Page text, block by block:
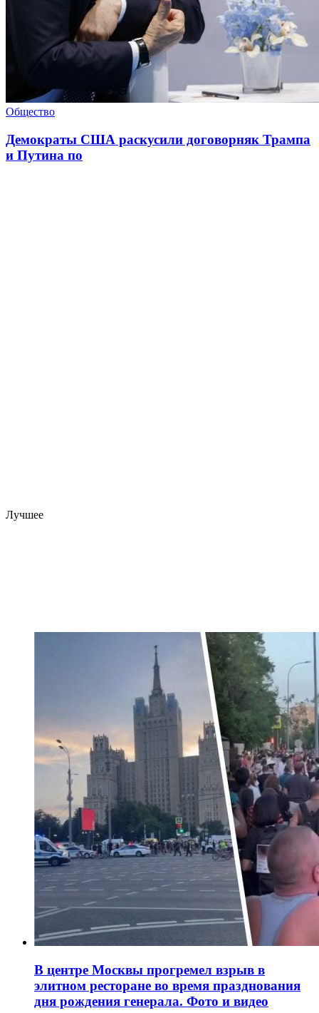
Общество
Демократы США раскусили договорняк Трампа
и Путина по
Лучшее
В центре Москвы прогремел взрыв в
элитном ресторане во время празднования
дня рождения генерала. Фото и видео